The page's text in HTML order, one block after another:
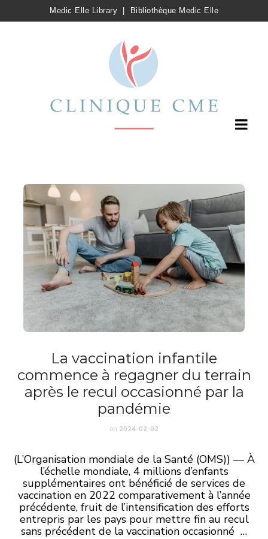
Medic Elle Library Bibliothèque Medic Elle
La vaccination infantile
commence à regagner du terrain
après le recul occasionné par la
pandémie
on 2024-02-02
(L’Organisation mondiale de la Santé (OMS)) — À
l’échelle mondiale, 4 millions d’enfants
supplémentaires ont bénéficié de services de
vaccination en 2022 comparativement à l’année
précédente, fruit de l’intensification des efforts
entrepris par les pays pour mettre fin au recul
sans précédent de la vaccination occasionné …